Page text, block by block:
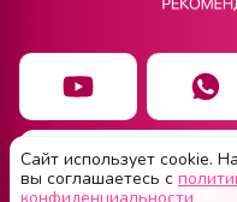
Чат
Сайт использует cookie.
вы соглашаетесь с
конфиденциальности